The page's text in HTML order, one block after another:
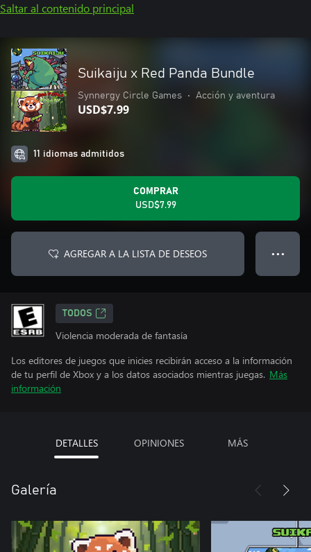
Saltar al contenido principal
Suikaiju x Red Panda Bundle
Synnergy Circle Games • Acción y aventura
USD$7.99
11 idiomas admitidos
COMPRAR
USD$7.99
AGREGAR A LA LISTA DE DESEOS ● ● ●
TODOS
Violencia moderada de fantasía
Los editores de juegos que inicies recibirán acceso a la información
de tu perfil de Xbox y a los datos asociados mientras juegas. Más
información
DETALLES OPINIONES MÁS
Galería